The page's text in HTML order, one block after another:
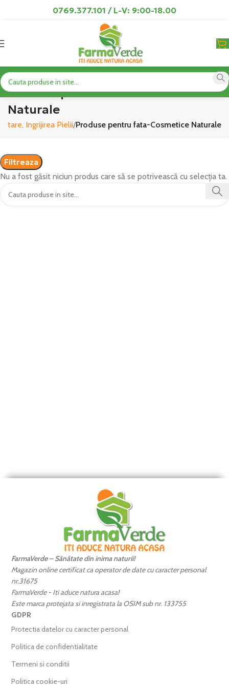
0769.377.101 / L-V: 9:00-18.00
Produse pentru fata-Cosmetice
Naturale
Ingrijirea Pielii Produse pentru fata-Cosmetice Naturale
Filtreaza
Nu a fost găsit niciun produs care să se potrivească cu selecția ta.
FarmaVerde – Sănătate din inima naturii!
Magazin online certificat ca operator de date cu caracter personal
nr.31675
FarmaVerde - Iti aduce natura acasa!
Este marca protejata si inregistrata la OSIM sub nr. 133755
GDPR
Protectia datelor cu caracter personal
Politica de confidentialitate
Termeni si conditii
Politica cookie-uri